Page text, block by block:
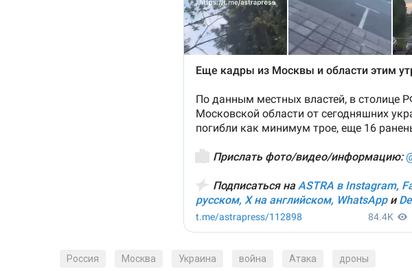
Россия Москва Украина война Атака дроны